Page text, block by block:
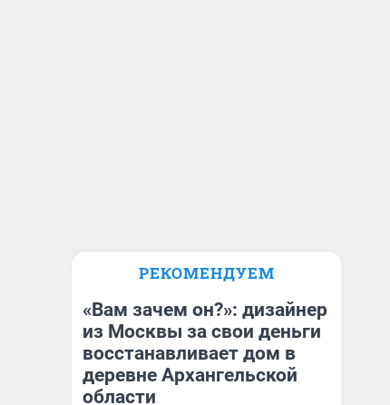
РЕКОМЕНДУЕМ
«Вам зачем он?»: дизайнер
из Москвы за свои деньги
восстанавливает дом в
деревне Архангельской
области